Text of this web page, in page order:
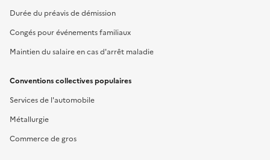
Durée du préavis de démission
Congés pour événements familiaux
Maintien du salaire en cas d'arrêt maladie
Conventions collectives populaires
Services de l'automobile
Métallurgie
Commerce de gros